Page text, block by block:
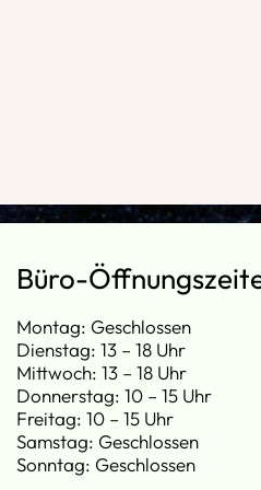
Büro-
Montag: Geschlossen
Dienstag: 13 – 18 Uhr
Mittwoch: 13 – 18 Uhr
Donnerstag: 10 – 15 Uhr
Freitag: 10 – 15 Uhr
Samstag: Geschlossen
Sonntag: Geschlossen